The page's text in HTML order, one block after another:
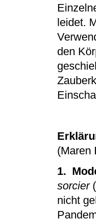
leidet.
den
(Maren
1.
sorcier
nicht